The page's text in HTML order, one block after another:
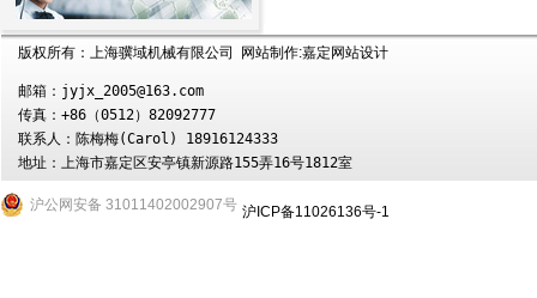
版权所有：上海骥域机械有限公司 网站制作:嘉定网站设计
邮箱：jyjx_2005@163.com
传真：+86（0512）82092777
联系人：陈梅梅(Carol) 18916124333
地址：上海市嘉定区安亭镇新源路155弄16号1812室
沪公网安备 31011402002907号 沪ICP备11026136号-1